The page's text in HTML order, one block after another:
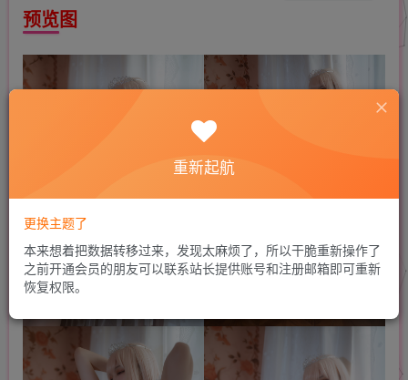
预览图
重新起航
更换主题了
本来想着把数据转移过来，发现太麻烦了，所以干脆重新操作了
之前开通会员的朋友可以联系站长提供账号和注册邮箱即可重新
恢复权限。